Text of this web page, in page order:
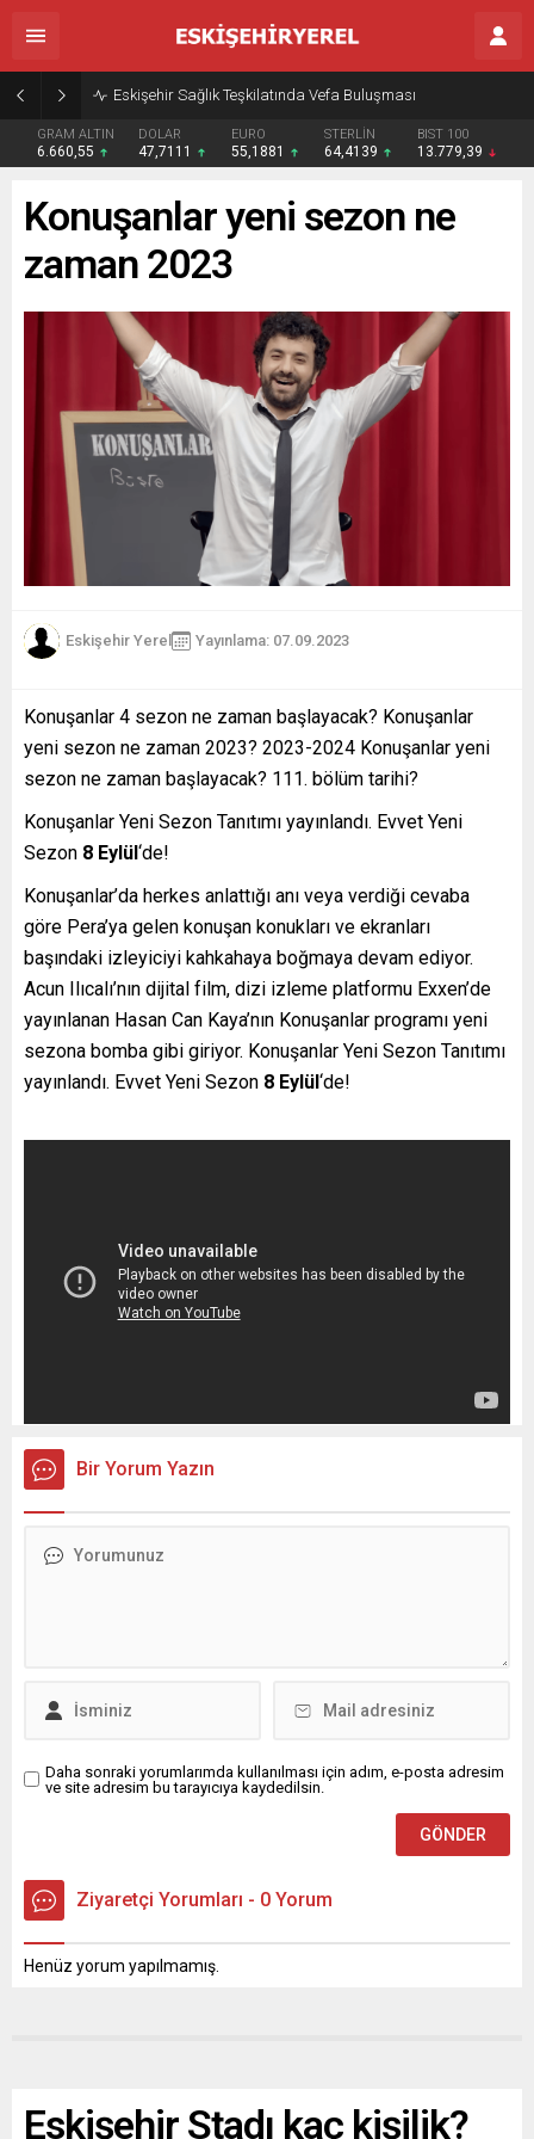
Eskişehir Sağlık Teşkilatında Vefa Buluşması
GRAM ALTIN
6.660,55
DOLAR
47,7111
EURO
55,1881
STERLİN
64,4139
BIST 100
13.779,39
Konuşanlar yeni sezon ne
zaman 2023
Eskişehir Yerel Yayınlama: 07.09.2023
Konuşanlar 4 sezon ne zaman başlayacak? Konuşanlar
yeni sezon ne zaman 2023? 2023-2024 Konuşanlar yeni
sezon ne zaman başlayacak? 111. bölüm tarihi?
Konuşanlar Yeni Sezon Tanıtımı yayınlandı. Evvet Yeni
Sezon 8 Eylül‘de!
Konuşanlar’da herkes anlattığı anı veya verdiği cevaba
göre Pera’ya gelen konuşan konukları ve ekranları
başındaki izleyiciyi kahkahaya boğmaya devam ediyor.
Acun Ilıcalı’nın dijital film, dizi izleme platformu Exxen’de
yayınlanan Hasan Can Kaya’nın Konuşanlar programı yeni
sezona bomba gibi giriyor. Konuşanlar Yeni Sezon Tanıtımı
yayınlandı. Evvet Yeni Sezon 8 Eylül‘de!
Bir Yorum Yazın
Daha sonraki yorumlarımda kullanılması için adım, e-posta adresim
ve site adresim bu tarayıcıya kaydedilsin.
Ziyaretçi Yorumları - 0 Yorum
Henüz yorum yapılmamış.
Eskişehir Stadı kaç kişilik?